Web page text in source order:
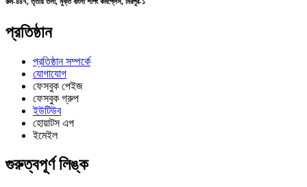
রুম-৪৪৭, তৃতীয় তলা, মুক্ত বাংলা শপিং কমপ্লেস, মিরপুর-১
প্রতিষ্ঠান
প্রতিষ্ঠান সম্পর্কে
যোগাযোগ
ফেসবুক পেইজ
ফেসবুক গ্রুপ
ইউটিউব
হোয়াটস এপ
ইমেইল
গুরুত্বপূর্ণ লিঙ্ক